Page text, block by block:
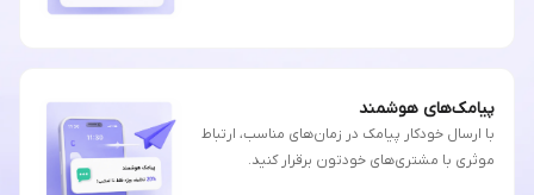
پیامک‌های هوشمند
با ارسال خودکار پیامک در زمان‌های مناسب، ارتباط
موثری با مشتری‌های خودتون برقرار کنید.